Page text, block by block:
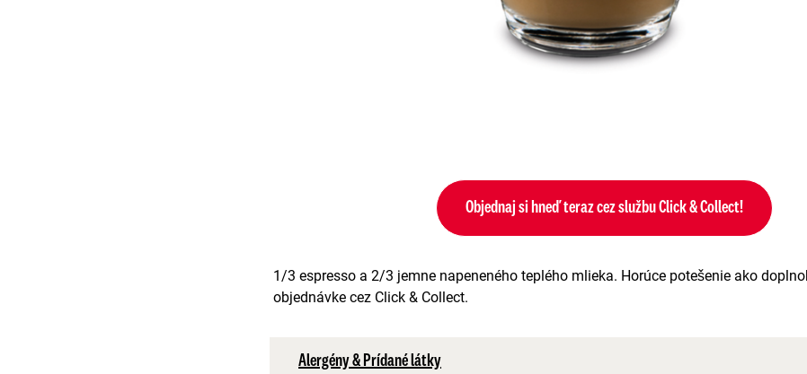
Objednaj si hneď teraz cez službu Click & Collect!
1/3 espresso a 2/3 jemne napeneného teplého mlieka. Horúce potešenie ako
objednávke cez Click & Collect.
Alergény & Prídané látky